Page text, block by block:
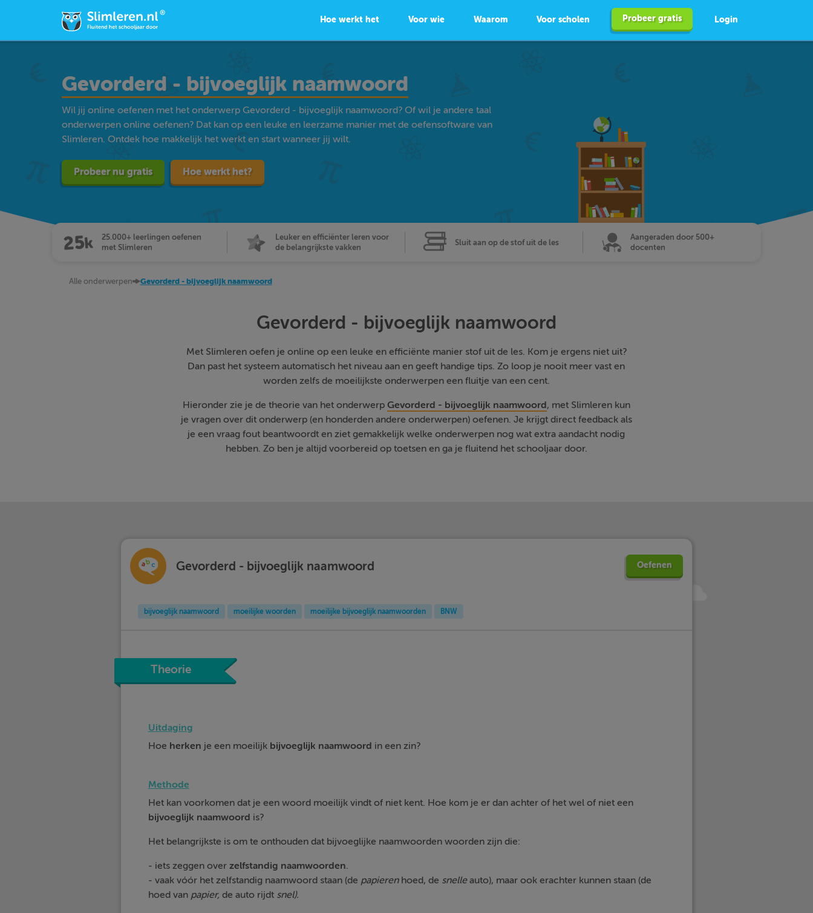
Hoe werkt het Voor wie Waarom Voor scholen Probeer gratis Login
Gevorderd - bijvoeglijk naamwoord
Wil jij online oefenen met het onderwerp Gevorderd - bijvoeglijk naamwoord? Of wil je andere taal
onderwerpen online oefenen? Dat kan op een leuke en leerzame manier met de oefensoftware van
Slimleren. Ontdek hoe makkelijk het werkt en start wanneer jij wilt.
Probeer nu gratis Hoe werkt het?
25.000+ leerlingen oefenen
met Slimleren
Leuker en efficiënter leren voor
de belangrijkste vakken
Sluit aan op de stof uit de les
Aangeraden door 500+
docenten
Alle onderwerpen Gevorderd - bijvoeglijk naamwoord
Gevorderd - bijvoeglijk naamwoord
Met Slimleren oefen je online op een leuke en efficiënte manier stof uit de les. Kom je ergens niet uit?
Dan past het systeem automatisch het niveau aan en geeft handige tips. Zo loop je nooit meer vast en
worden zelfs de moeilijkste onderwerpen een fluitje van een cent.
Hieronder zie je de theorie van het onderwerp Gevorderd - bijvoeglijk naamwoord, met Slimleren kun
je vragen over dit onderwerp (en honderden andere onderwerpen) oefenen. Je krijgt direct feedback als
je een vraag fout beantwoordt en ziet gemakkelijk welke onderwerpen nog wat extra aandacht nodig
hebben. Zo ben je altijd voorbereid op toetsen en ga je fluitend het schooljaar door.
Gevorderd - bijvoeglijk naamwoord Oefenen
bijvoeglijk naamwoord moeilijke woorden moeilijke bijvoeglijk naamwoorden BNW
Theorie
Uitdaging
Hoe herken je een moeilijk bijvoeglijk naamwoord in een zin?
Methode
Het kan voorkomen dat je een woord moeilijk vindt of niet kent. Hoe kom je er dan achter of het wel of niet een
bijvoeglijk naamwoord is?
Het belangrijkste is om te onthouden dat bijvoeglijke naamwoorden woorden zijn die:
- iets zeggen over zelfstandig naamwoorden.
- vaak vóór het zelfstandig naamwoord staan (de papierenhoed, de snelleauto), maar ook erachter kunnen staan (de
hoed van papier, de auto rijdt snel).